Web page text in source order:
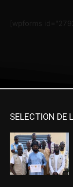
[wpforms
SELECTION DE